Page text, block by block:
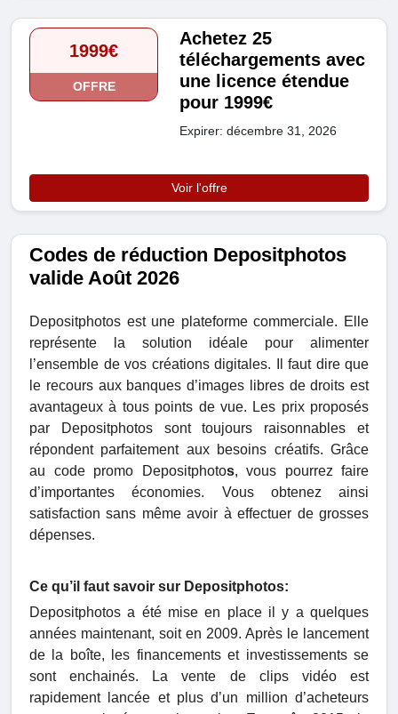
1999€
OFFRE
Achetez 25
téléchargements avec
une licence étendue
pour 1999€
Expirer: décembre 31, 2026
Voir l'offre
Codes de réduction Depositphotos
valide Août 2026
Depositphotos est une plateforme commerciale. Elle
représente la solution idéale pour alimenter
l’ensemble de vos créations digitales. Il faut dire que
le recours aux banques d’images libres de droits est
avantageux à tous points de vue. Les prix proposés
par Depositphotos sont toujours raisonnables et
répondent parfaitement aux besoins créatifs. Grâce
au code promo Depositphotos, vous pourrez faire
d’importantes économies. Vous obtenez ainsi
satisfaction sans même avoir à effectuer de grosses
dépenses.
Ce qu’il faut savoir sur Depositphotos:
Depositphotos a été mise en place il y a quelques
années maintenant, soit en 2009. Après le lancement
de la boîte, les financements et investissements se
sont enchainés. La vente de clips vidéo est
rapidement lancée et plus d’un million d’acheteurs